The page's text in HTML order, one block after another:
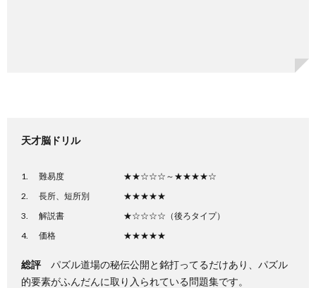
天才脳ドリル
難易度 ★★☆☆☆～★★★★☆
長所、短所別 ★★★★★
解説書 ★☆☆☆☆（後ろタイプ）
価格 ★★★★★
総評 パズル道場の秘伝公開と銘打ってるだけあり、パズル
的要素がふんだんに取り入られている問題集です。